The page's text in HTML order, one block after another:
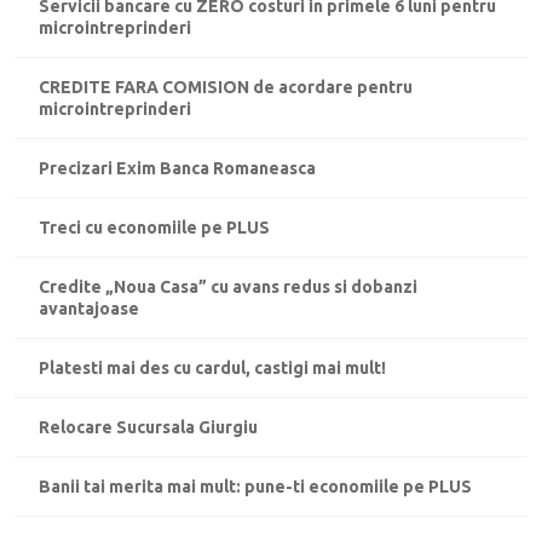
Servicii bancare cu ZERO costuri in primele 6 luni pentru
microintreprinderi
CREDITE FARA COMISION de acordare pentru
microintreprinderi
Precizari Exim Banca Romaneasca
Treci cu economiile pe PLUS
Credite „Noua Casa” cu avans redus si dobanzi
avantajoase
Platesti mai des cu cardul, castigi mai mult!
Relocare Sucursala Giurgiu
Banii tai merita mai mult: pune-ti economiile pe PLUS